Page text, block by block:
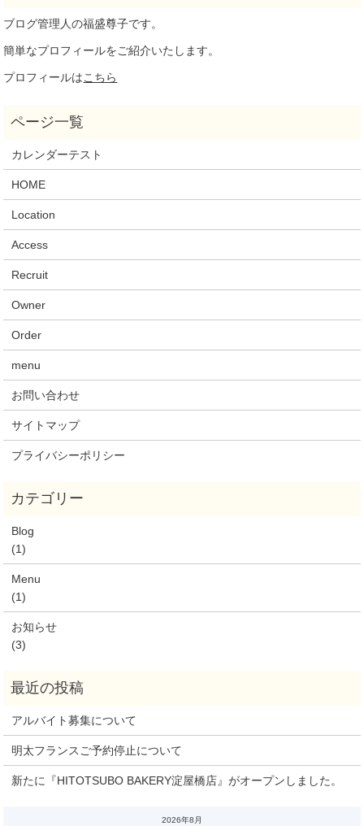
ブログ管理人の福盛尊子です。
簡単なプロフィールをご紹介いたします。
プロフィールはこちら
カレンダーテスト
HOME
Location
Access
Recruit
Owner
Order
menu
お問い合わせ
サイトマップ
プライバシーポリシー
Blog
(1)
Menu
(1)
お知らせ
(3)
アルバイト募集について
明太フランスご予約停止について
新たに『HITOTSUBO BAKERY淀屋橋店』がオープンしました。
2026年8月